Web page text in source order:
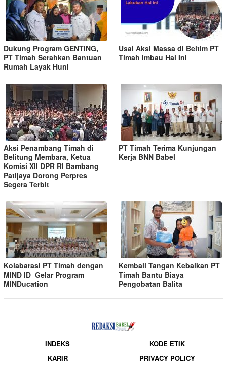
Dukung Program GENTING,
PT Timah Serahkan Bantuan
Rumah Layak Huni
Usai Aksi Massa di Beltim PT
Timah Imbau Hal Ini
Aksi Penambang Timah di
Belitung Membara, Ketua
Komisi XII DPR RI Bambang
Patijaya Dorong Perpres
Segera Terbit
PT Timah Terima Kunjungan
Kerja BNN Babel
Kolabarasi PT Timah dengan
MIND ID Gelar Program
MINDucation
Kembali Tangan Kebaikan PT
Timah Bantu Biaya
Pengobatan Balita
INDEKS
KODE ETIK
KARIR
PRIVACY POLICY